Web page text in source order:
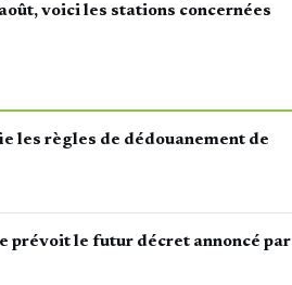
voici les stations concernées
les règles de dédouanement de
prévoit le futur décret annoncé par